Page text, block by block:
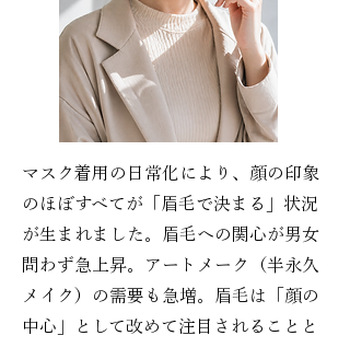
マスク着用の日常化により、顔の印象
のほぼすべてが「眉毛で決まる」状況
が生まれました。眉毛への関心が男女
問わず急上昇。アートメーク（半永久
メイク）の需要も急増。眉毛は「顔の
中心」として改めて注目されることと